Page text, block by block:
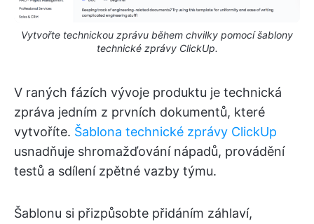
Vytvořte technickou zprávu během chvilky pomocí šablony
technické zprávy ClickUp.
V raných fázích vývoje produktu je technická
zpráva jedním z prvních dokumentů, které
vytvoříte. Šablona technické zprávy ClickUp
usnadňuje shromažďování nápadů, provádění
testů a sdílení zpětné vazby týmu.
Šablonu si přizpůsobte přidáním záhlaví,